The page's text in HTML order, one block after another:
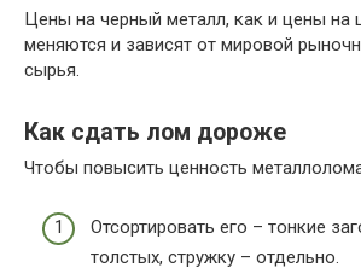
Цены на черный металл, как и цены на
меняются и зависят от мировой
сырья.
Как сдать лом дороже
Чтобы повысить ценность
Отсортировать его – тонкие
толстых, стружку – отдельно.